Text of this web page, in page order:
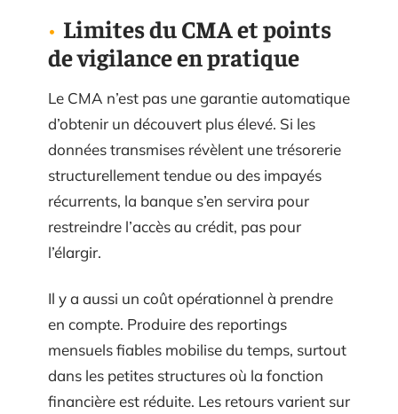
Limites du CMA et points
de vigilance en pratique
Le CMA n’est pas une garantie automatique
d’obtenir un découvert plus élevé. Si les
données transmises révèlent une trésorerie
structurellement tendue ou des impayés
récurrents, la banque s’en servira pour
restreindre l’accès au crédit, pas pour
l’élargir.
Il y a aussi un coût opérationnel à prendre
en compte. Produire des reportings
mensuels fiables mobilise du temps, surtout
dans les petites structures où la fonction
financière est réduite. Les retours varient sur